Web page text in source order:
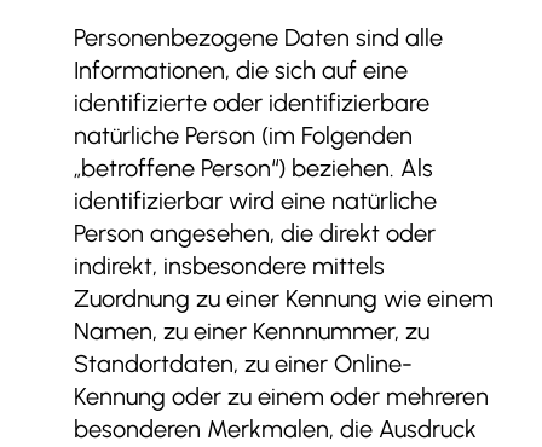
Personenbezogene Daten sind alle
Informationen, die sich auf eine
identifizierte oder identifizierbare
natürliche Person (im Folgenden
„betroffene Person“) beziehen. Als
identifizierbar wird eine natürliche
Person angesehen, die direkt oder
indirekt, insbesondere mittels
Zuordnung zu einer Kennung wie einem
Namen, zu einer Kennnummer, zu
Standortdaten, zu einer Online-
Kennung oder zu einem oder mehreren
besonderen Merkmalen, die Ausdruck